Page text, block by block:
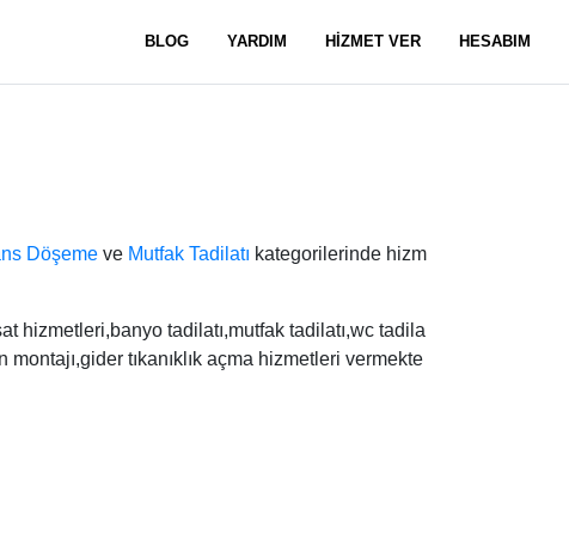
BLOG YARDIM HİZMET VER HESABIM
Döşeme ve Mutfak Tadilatı kategorilerinde hizm
hizmetleri,banyo tadilatı,mutfak tadilatı,wc tadila
tıkanıklık açma hizmetleri vermekte